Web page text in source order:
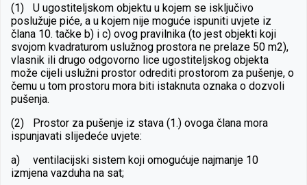
(1)
U ugostiteljskom objektu u kojem se isključivo
poslužuje piće, a u kojem nije moguće ispuniti uvjete iz
člana 10. tačke b) i c) ovog pravilnika (to jest objekti koji
svojom kvadraturom uslužnog prostora ne prelaze 50 m2),
vlasnik ili drugo odgovorno lice ugostiteljskog objekta
može cijeli uslužni prostor odrediti prostorom za pušenje, o
čemu u tom prostoru mora biti istaknuta oznaka o dozvoli
pušenja.
(2)
Prostor za pušenje iz stava (1.) ovoga člana mora
ispunjavati slijedeće uvjete:
a)
ventilacijski sistem koji omogućuje najmanje 10
izmjena vazduha na sat;